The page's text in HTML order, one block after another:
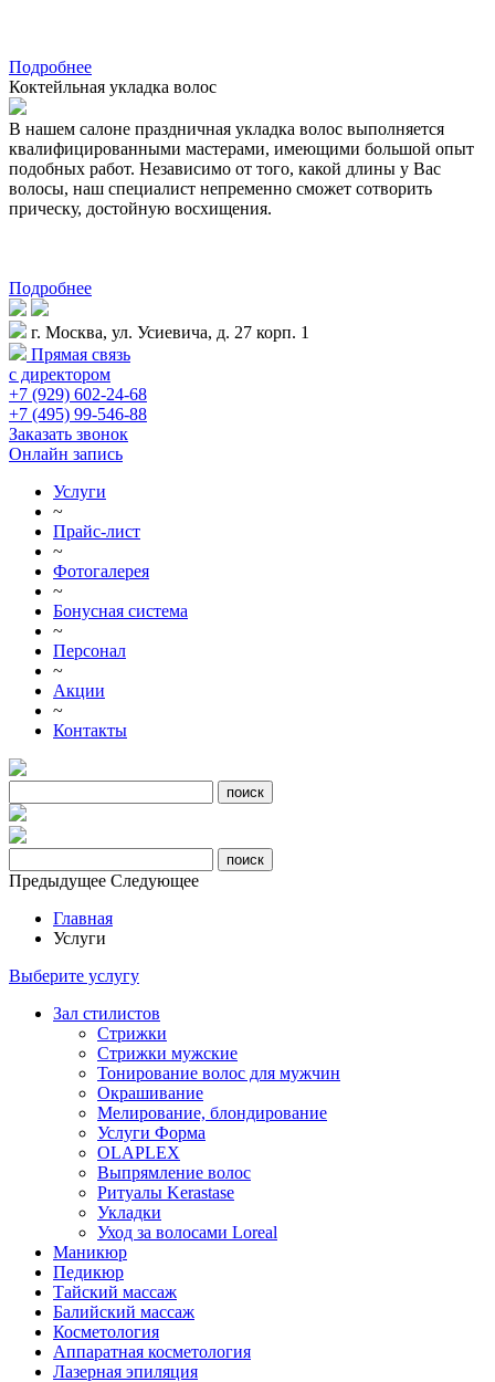
Подробнее
Коктейльная укладка волос
В нашем салоне праздничная укладка волос выполняется
квалифицированными мастерами, имеющими большой опыт
подобных работ. Независимо от того, какой длины у Вас
волосы, наш специалист непременно сможет сотворить
прическу, достойную восхищения.
Подробнее
г. Москва, ул. Усиевича, д. 27 корп. 1
Прямая связь
с директором
+7 (929) 602-24-68
+7 (495) 99-546-88
Заказать звонок
Онлайн запись
Услуги
~
Прайс-лист
~
Фотогалерея
~
Бонусная система
~
Персонал
~
Акции
~
Контакты
Предыдущее Следующее
Главная
Услуги
Выберите услугу
Зал стилистов
Стрижки
Стрижки мужские
Тонирование волос для мужчин
Окрашивание
Мелирование, блондирование
Услуги Форма
OLAPLEX
Выпрямление волос
Ритуалы Kerastase
Укладки
Уход за волосами Loreal
Маникюр
Педикюр
Тайский массаж
Балийский массаж
Косметология
Аппаратная косметология
Лазерная эпиляция